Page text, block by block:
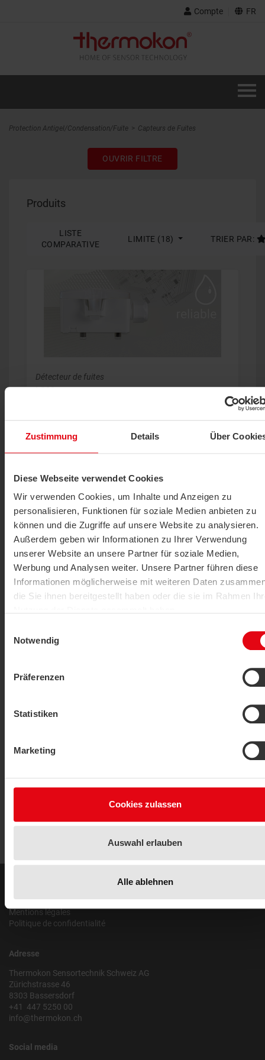
Zustimmung Details Über
Diese Webseite verwendet Cookies
Wir verwenden Cookies, um Inhalte und Anzeigen zu
personalisieren, Funktionen für soziale Medien anbieten zu
können und die Zugriffe auf unsere Website zu analysieren.
Außerdem geben wir Informationen zu Ihrer Verwendung
unserer Website an unsere Partner für soziale Medien,
Werbung und Analysen weiter. Unsere Partner führen diese
Informationen möglicherweise mit weiteren Daten
die Sie ihnen bereitgestellt haben oder die sie im Rahmen
Datenschutzerklärung
Notwendig
Präferenzen
Statistiken
Marketing
Cookies zulassen
Auswahl erlauben
Alle ablehnen
Compte FR
Protection Antigel/Condensation/Fuite Capteurs de Fuites
OUVRIR FILTRE
Produits
LISTE
COMPARATIVE
LIMITE (18) TRIER PAR:
Détecteur de fuites
LS02+
Détecteur de fuites
LS02+ ext.
AFFICHER LE PRODUIT
Nouveau
LS02+ flex
Mentions légales
Politique de confidentialité
Adresse
Thermokon Sensortechnik Schweiz AG
Zürichstrasse 46
8303 Bassersdorf
+41 447 5250 00
info@thermokon.ch
Social media